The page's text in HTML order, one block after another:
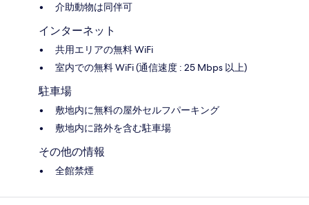
介助動物は同伴可
インターネット
共用エリアの無料 WiFi
室内での無料 WiFi (通信速度 : 25 Mbps 以上)
駐車場
敷地内に無料の屋外セルフパーキング
敷地内に路外を含む駐車場
その他の情報
全館禁煙